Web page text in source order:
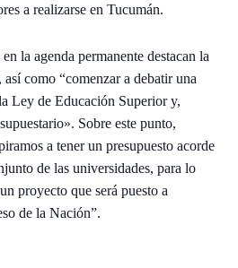
a realizarse en Tucumán.
la agenda permanente destacan la
como “comenzar a debatir una
Ley de Educación Superior y,
Sobre este punto,
a tener un presupuesto acorde
de las universidades, para lo
proyecto que será puesto a
de la Nación”.